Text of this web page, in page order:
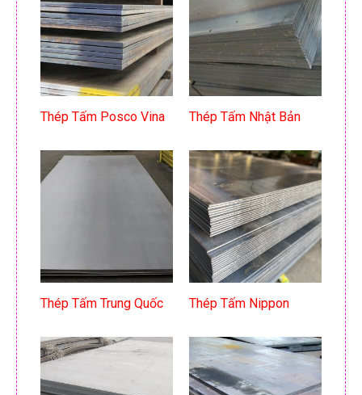
Thép Tấm Posco Vina Thép Tấm Nhật Bản
Thép Tấm Trung Quốc Thép Tấm Nippon